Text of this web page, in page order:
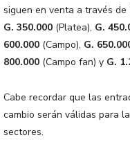
siguen en venta a través de
G. 350.000 (Platea), G.
600.000 (Campo), G.
800.000 (Campo fan) y G.
Cabe recordar que las
cambio serán válidas para
sectores.